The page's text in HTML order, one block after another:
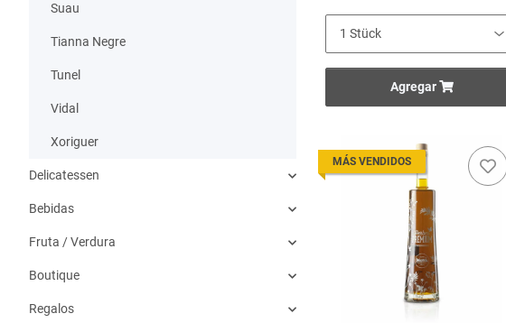
Agregar
MÁS VENDIDOS
Suau
Tianna Negre
Tunel
Vidal
Xoriguer
Delicatessen
Bebidas
Fruta / Verdura
Boutique
Regalos